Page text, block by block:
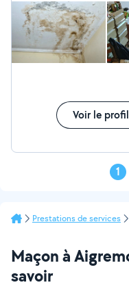
que j'en ai besoin je sais
Voir le profil
1
Prestations de services
Maçon à
savoir